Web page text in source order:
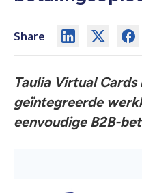
Share
Taulia Virtual
geïntegreerde
eenvoudige B2B-